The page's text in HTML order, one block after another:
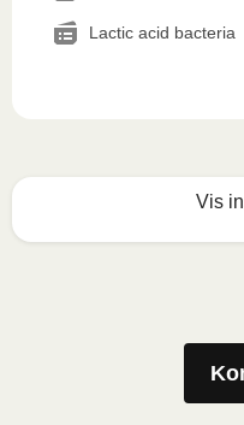
Lactic acid bacteria
Vis
minutter. Lad derefter
minut, inden du fjerner